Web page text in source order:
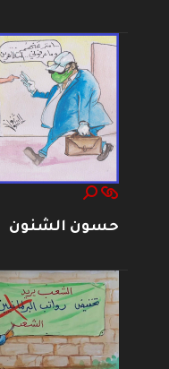
حسون الشنون